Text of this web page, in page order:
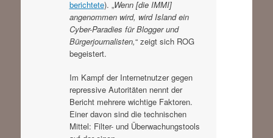
berichtete). „Wenn [die IMMI]
angenommen wird, wird Island ein
Cyber-Paradies für Blogger und
Bürgerjournalisten,“ zeigt sich ROG
begeistert.
Im Kampf der Internetnutzer gegen
repressive Autoritäten nennt der
Bericht mehrere wichtige Faktoren.
Einer davon sind die technischen
Mittel: Filter- und Überwachungstools